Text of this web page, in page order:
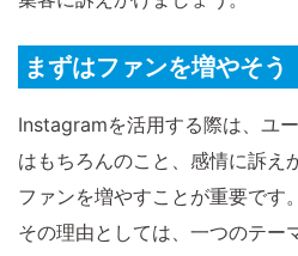
まずはファンを増やそう
Instagramを活用する際は、ユ
はもちろんのこと、感情に訴え
ファンを増やすことが重要です。
その理由としては、一つのテー